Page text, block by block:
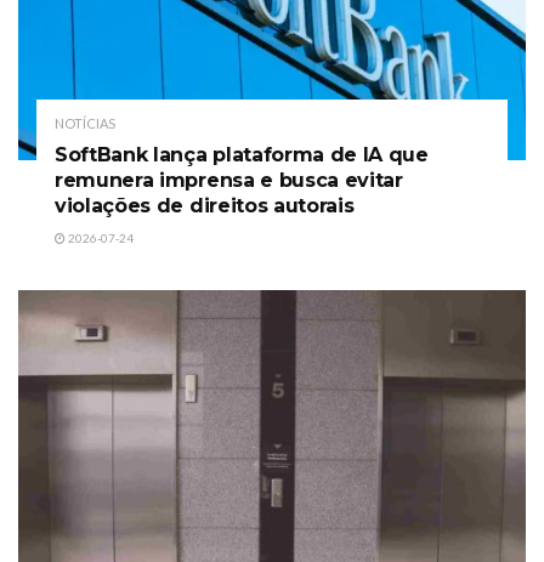
NOTÍCIAS
SoftBank lança plataforma de IA que
remunera imprensa e busca evitar
violações de direitos autorais
2026-07-24